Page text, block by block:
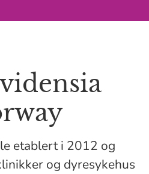
etablert i 2012 og
og dyresykehus